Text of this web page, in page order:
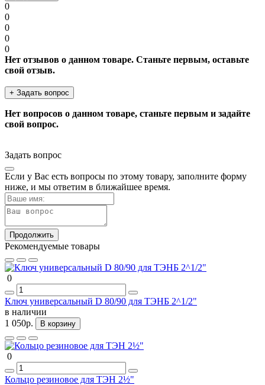
0
0
0
0
0
Нет отзывов о данном товаре. Станьте первым, оставьте
свой отзыв.
+ Задать вопрос
Нет вопросов о данном товаре, станьте первым и задайте
свой вопрос.
Задать вопрос
Если у Вас есть вопросы по этому товару, заполните форму
ниже, и мы ответим в ближайшее время.
Продолжить
Рекомендуемые товары
0
Ключ универсальный D 80/90 для ТЭНБ 2^1/2"
в наличии
1 050р.
В корзину
0
Кольцо резиновое для ТЭН 2½"